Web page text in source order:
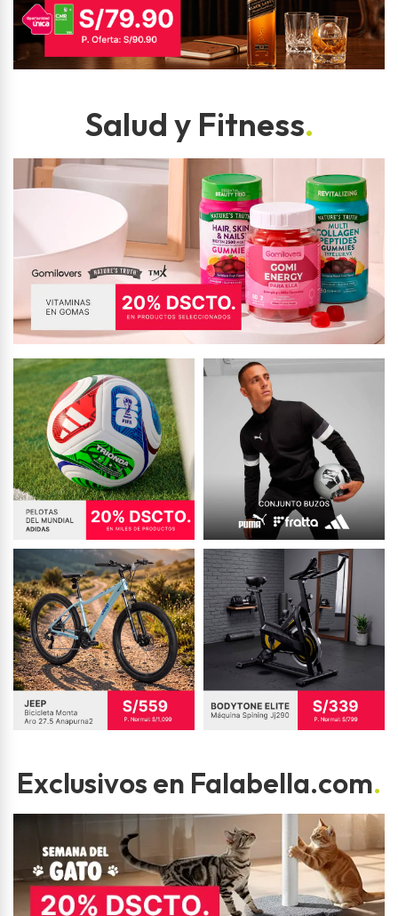
Salud y Fitness.
Exclusivos en Falabella.com.